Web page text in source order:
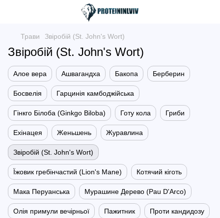
Трави Звіробій (St. John's Wort)
Звіробій (St. John's Wort)
Алое вера Ашвагандха Бакопа Берберин
Босвелія Гарцинія камбоджійська
Гінкго Білоба (Ginkgo Biloba) Готу кола Гриби
Ехінацея Женьшень Журавлина
Звіробій (St. John's Wort)
Їжовик гребінчастий (Lion's Mane) Котячий кіготь
Мака Перуанська Мурашине Дерево (Pau D'Arco)
Олія примули вечірньої Пажитник Проти кандидозу